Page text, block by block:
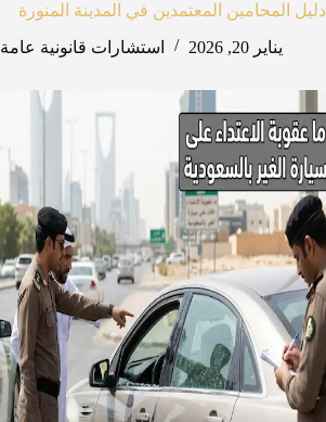
دليل المحامين المعتمدين في المدينة المنورة
يناير 20, 2026
استشارات قانونية عامة